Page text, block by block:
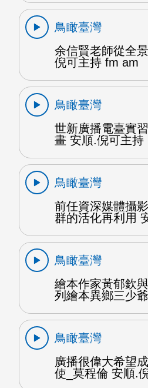
鳥瞰臺灣
余信賢老師從全
倪可主持 fm am
鳥瞰臺灣
世新廣播電臺實
畫 安順.倪可主持
鳥瞰臺灣
前任資深媒體攝
群的活化再利用
鳥瞰臺灣
繪本作家黃郁欽
列繪本異鄉三少
鳥瞰臺灣
廣播很偉大希望
使_莫程倫 安順.